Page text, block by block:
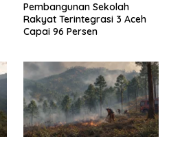
Pembangunan Sekolah
Rakyat Terintegrasi 3 Aceh
Capai 96 Persen